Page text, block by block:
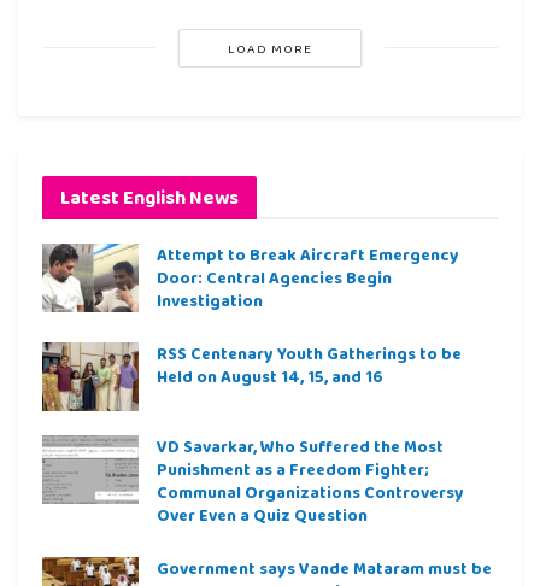
LOAD MORE
Latest English News
Attempt to Break Aircraft Emergency
Door: Central Agencies Begin
Investigation
RSS Centenary Youth Gatherings to be
Held on August 14, 15, and 16
VD Savarkar, Who Suffered the Most
Punishment as a Freedom Fighter;
Communal Organizations Controversy
Over Even a Quiz Question
Government says Vande Mataram must be